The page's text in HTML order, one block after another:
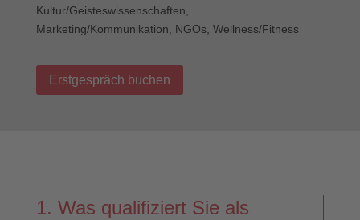
Kultur/Geisteswissenschaften,
Marketing/Kommunikation, NGOs, Wellness/Fitness
Erstgespräch buchen
1. Was qualifiziert Sie als